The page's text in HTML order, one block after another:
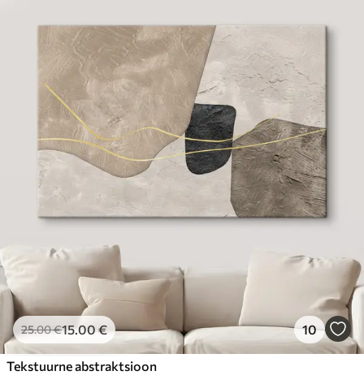
25.00€15.00€ 10
Tekstuurne abstraktsioon